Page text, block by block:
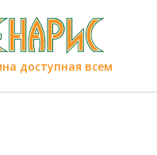
доступная всем